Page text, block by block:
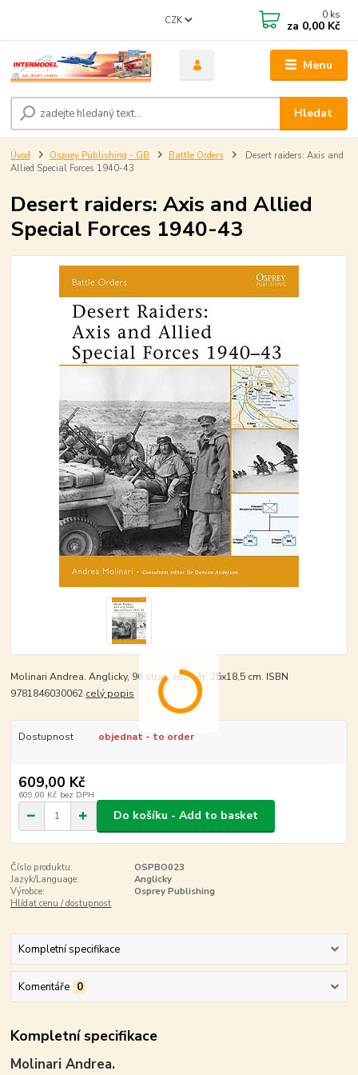
Menu
CZK
Hledat
0 ks
za 0,00 Kč
Úvod Osprey Publishing - GB Battle Orders
Desert raiders: Axis and
Allied Special Forces 1940-43
Desert raiders: Axis and Allied
Special Forces 1940-43
Molinari Andrea. Anglicky, 96 stran, rozměr: 25x18,5 cm. ISBN
9781846030062 celý popis
Dostupnost objednat - to order
609,00 Kč
609,00 Kč bez DPH
Do košíku - Add to basket
Číslo produktu:
OSPBO023
Jazyk/Language:
Anglicky
Výrobce:
Osprey Publishing
Hlídat cenu / dostupnost
Kompletní specifikace
Komentáře 0
Kompletní specifikace
Molinari Andrea.